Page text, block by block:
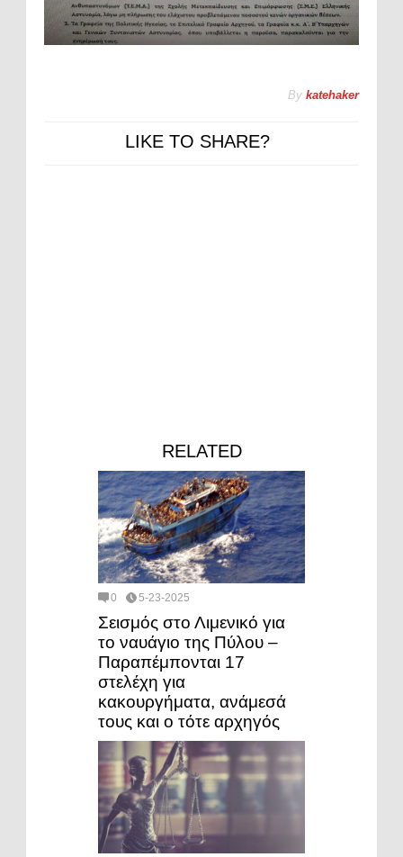
By katehaker
LIKE TO SHARE?
RELATED
0 5-23-2025
Σεισμός στο Λιμενικό για
το ναυάγιο της Πύλου –
Παραπέμπονται 17
στελέχη για
κακουργήματα, ανάμεσά
τους και ο τότε αρχηγός